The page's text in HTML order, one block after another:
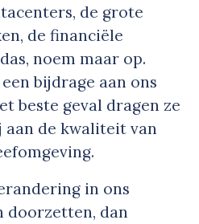
de grote
de financiële
noem maar op.
bijdrage aan ons
beste geval dragen ze
aan de kwaliteit van
in ons
doorzetten, dan